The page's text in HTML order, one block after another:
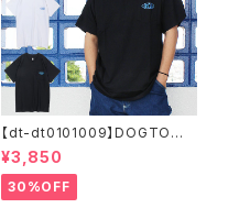
【dt-dt0101009】DOGTOWN
ドッグタウン D.T.S. POCKET
S/S T-SHIRTS 半袖 ショート
スリーブT 大きいサイズ 半袖 M
L XL 大きめ デザイン プリント
¥3,850
30%OFF